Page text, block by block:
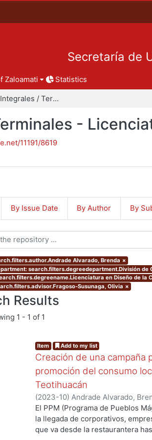
Secretaría de
Zaloamati Statistics
Proyectos Integrales / Terminales - Licenciatura
-
11191/8619
By Issue Date By Author By
Alvarado, Brenda ×
search.filters.degreedepartment.División de
en Diseño de la
Susunaga, Olivia ×
Results
1 - 1 of 1
Item Add to my list
Creación de una campaña
promoción del consumo
Teotihuacán
(2023-10) Andrade Alvarado,
El PPM (Programa de Pueblos
la llegada de corporativos,
que va desde la restaurantera